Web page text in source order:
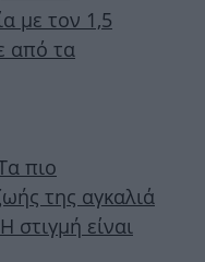
με τον 1,5
από τα
πιο
της αγκαλιά
στιγμή είναι